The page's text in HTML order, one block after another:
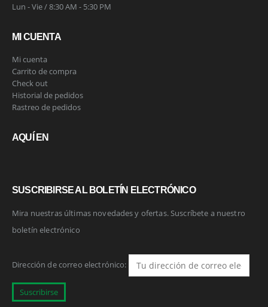
Lun - Vie / 8:30 AM - 5:30 PM
MI CUENTA
Mi cuenta
Carrito de compra
Check out
Historial de pedidos
Rastreo de pedidos
AQUÍ EN
SUSCRIBIRSE AL BOLETÍN ELECTRÓNICO
Mira nuestras últimas novedades y ofertas. Suscríbete a nuestro
boletín electrónico
Dirección de correo electrónico: